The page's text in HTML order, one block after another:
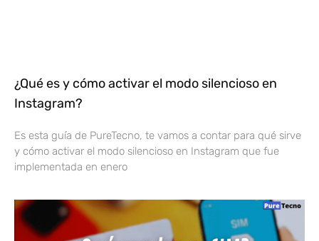
¿Qué es y cómo activar el modo silencioso en
Instagram?
Es esta guía de PureTecno, te vamos a contar para qué sirve
y cómo activar el modo silencioso en Instagram que fue
implementada en enero